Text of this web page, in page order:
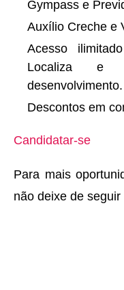
Gympass e
Auxílio Creche e
Acesso
Localiza e
desenvolvimento.
Descontos em
Candidatar-se
Para mais
não deixe de